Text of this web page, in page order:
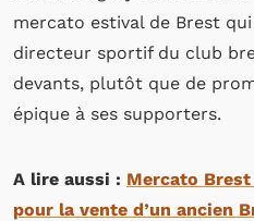
mercato estival de Brest qui
directeur sportif du club
devants, plutôt que de
épique à ses supporters.
A lire aussi : Mercato
pour la vente d’un ancien